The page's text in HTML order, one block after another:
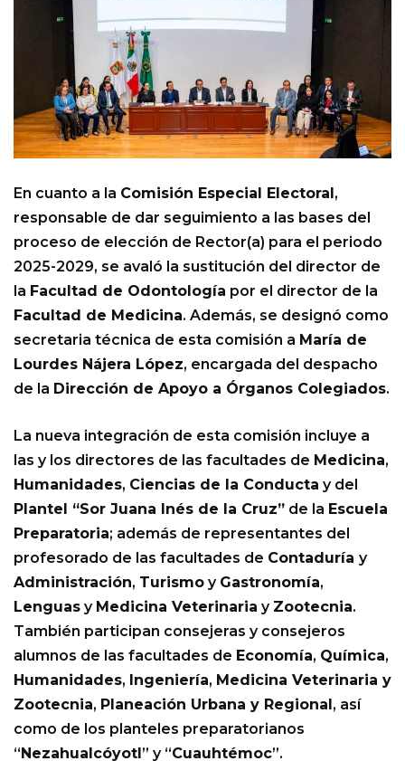
En cuanto a la Comisión Especial Electoral,
responsable de dar seguimiento a las bases del
proceso de elección de Rector(a) para el periodo
2025-2029, se avaló la sustitución del director de
la Facultad de Odontología por el director de la
Facultad de Medicina. Además, se designó como
secretaria técnica de esta comisión a María de
Lourdes Nájera López, encargada del despacho
de la Dirección de Apoyo a Órganos Colegiados.
La nueva integración de esta comisión incluye a
las y los directores de las facultades de Medicina,
Humanidades, Ciencias de la Conducta y del
Plantel “Sor Juana Inés de la Cruz” de la Escuela
Preparatoria; además de representantes del
profesorado de las facultades de Contaduría y
Administración, Turismo y Gastronomía,
Lenguas y Medicina Veterinaria y Zootecnia.
También participan consejeras y consejeros
alumnos de las facultades de Economía, Química,
Humanidades, Ingeniería, Medicina Veterinaria y
Zootecnia, Planeación Urbana y Regional, así
como de los planteles preparatorianos
“Nezahualcóyotl” y “Cuauhtémoc”.